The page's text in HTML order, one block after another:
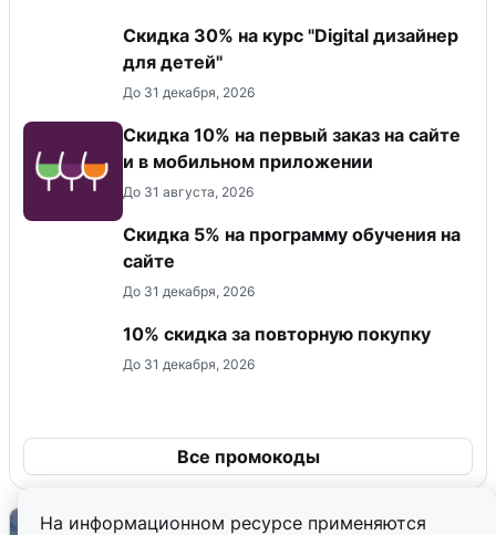
На информационном ресурсе применяются
Скидка 30% на курс "Digital дизайнер
для детей"
До 31 декабря, 2026
Скидка 10% на первый заказ на сайте
и в мобильном приложении
До 31 августа, 2026
Скидка 5% на программу обучения на
сайте
До 31 декабря, 2026
10% скидка за повторную покупку
До 31 декабря, 2026
Все промокоды